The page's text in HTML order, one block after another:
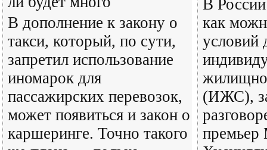
В дополнение к закону о
такси, который, по сути,
запретил использование
иномарок для
пассажирских перевозок,
может появиться и закон о
каршеринге. Точно такого
В
как
условий
(ИЖС),
премьер